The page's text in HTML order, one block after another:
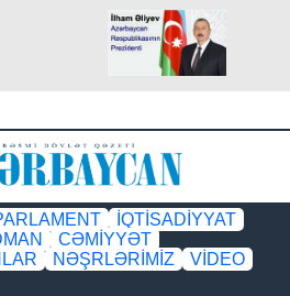
İQTİSADİYYAT
CƏMİYYƏT
NƏŞRLƏRİMİZ
VİDEO